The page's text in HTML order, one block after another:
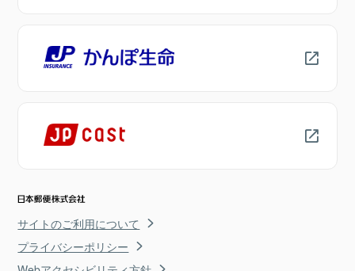
サイトのご利用について
プライバシーポリシー